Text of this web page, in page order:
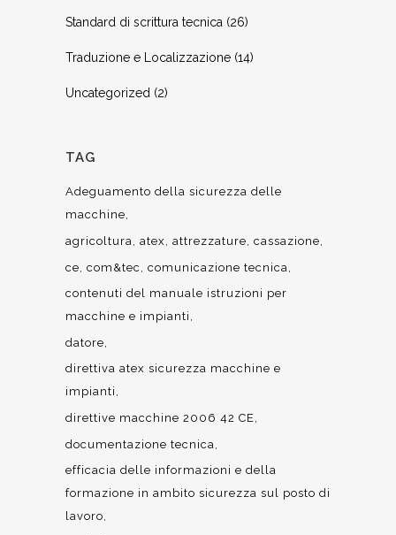
Standard di scrittura tecnica (26)
Traduzione e Localizzazione (14)
Uncategorized (2)
TAG
Adeguamento della sicurezza delle
macchine
agricoltura atex attrezzature cassazione
ce com&tec
comunicazione tecnica
contenuti del manuale istruzioni per
macchine e impianti
datore
direttiva atex sicurezza macchine e
impianti
direttive macchine 2006 42 CE
documentazione tecnica
efficacia delle informazioni e della
formazione in ambito sicurezza sul posto di
lavoro